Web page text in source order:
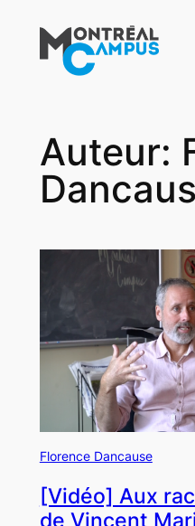
contenu
Auteur:
Florence Dancause
[Vidéo] Aux
de Vincent